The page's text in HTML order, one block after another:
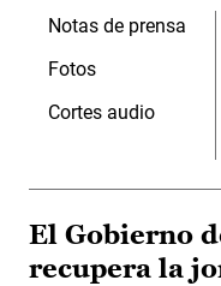
Notas de prensa
Fotos
Cortes audio
El Gobierno
recupera la